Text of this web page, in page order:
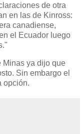
de otra
en las de Kinross:
canadiense,
el Ecuador luego
Minas ya dijo que
Sin embargo el
opción.